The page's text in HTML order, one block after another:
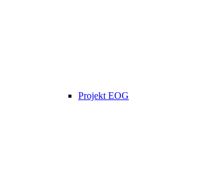
Projekt EOG